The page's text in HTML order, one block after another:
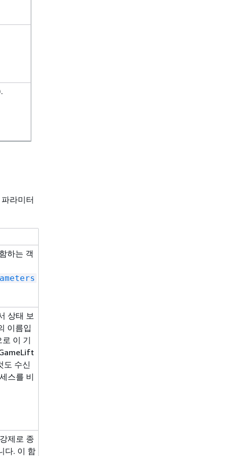
라미터
하는 객
상태 보
이름입
이 기
도 수신
스를 비
제로 종
다. 이 함